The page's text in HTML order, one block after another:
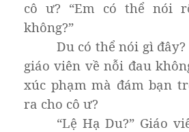
cô ư? “Em có thể nói
không?”
Du có thể nói gì
giáo viên về nỗi đau
xúc phạm mà đám bạn
ra cho cô ư?
“Lệ Hạ Du?” Giáo